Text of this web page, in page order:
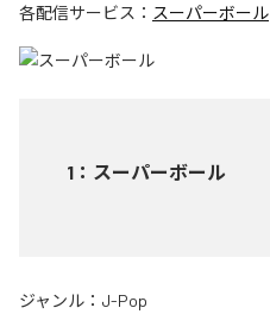
各配信サービス： スーパーボール
1 ： スーパーボール
ジャンル： J-Pop